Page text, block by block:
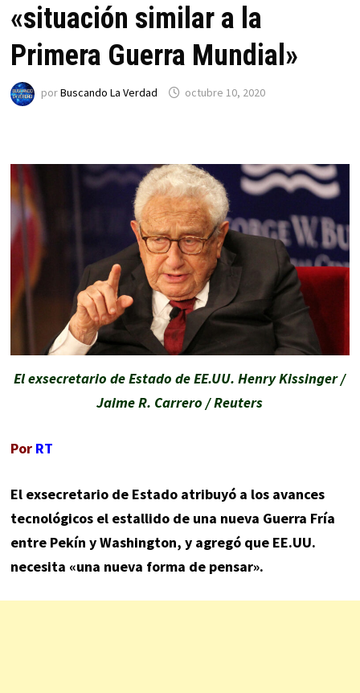
«situación similar a la
Primera Guerra Mundial»
porBuscando La Verdad octubre 10, 2020
El exsecretario de Estado de EE.UU. Henry Kissinger /
Jaime R. Carrero / Reuters
Por RT
El exsecretario de Estado atribuyó a los avances
tecnológicos el estallido de una nueva Guerra Fría
entre Pekín y Washington, y agregó que EE.UU.
necesita «una nueva forma de pensar».